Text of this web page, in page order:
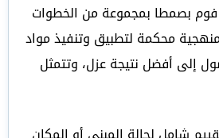
بصمطا بمجموعة من الخطوات
محكمة لتطبيق وتنفيذ مواد
إلى أفضل نتيجة عزل، وتتمثل